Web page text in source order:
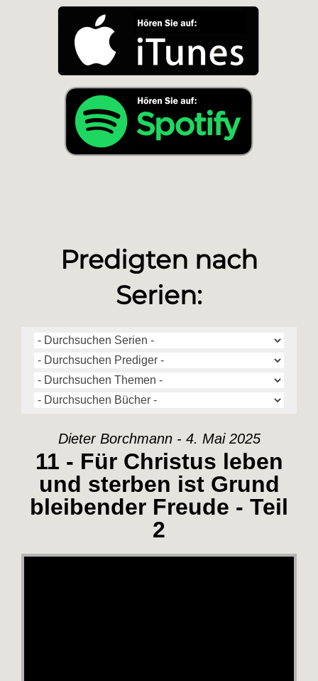
Predigten nach
Serien:
Dieter Borchmann - 4. Mai 2025
11 - Für Christus leben
und sterben ist Grund
bleibender Freude - Teil
2